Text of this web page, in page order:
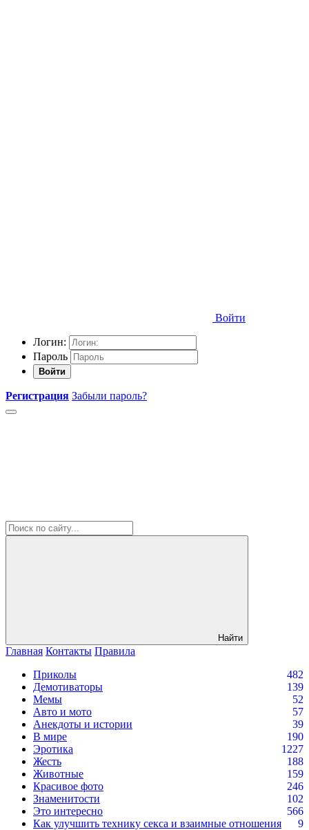
Войти
Логин:
Пароль
Войти
Регистрация Забыли пароль?
Найти
Главная Контакты Правила
Приколы
482
Демотиваторы
139
Мемы
52
Авто и мото
57
Анекдоты и истории
39
В мире
190
Эротика
1227
Жесть
188
Животные
159
Красивое фото
246
Знаменитости
102
Это интересно
566
Как улучшить технику секса и взаимные отношения
9